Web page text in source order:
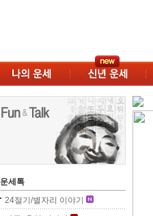
운세톡
24절기/별자리 이야기